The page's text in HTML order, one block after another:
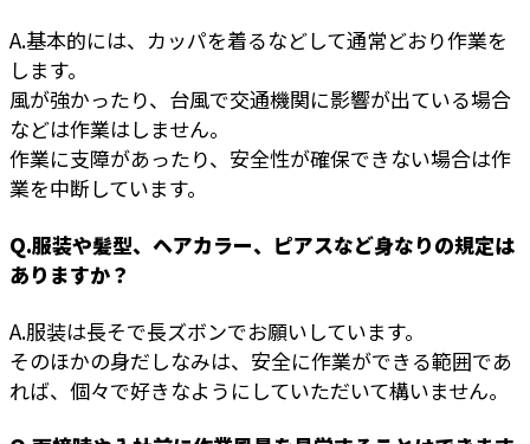
A.基本的には、カッパを着るなどして通常どおり作業を
します。
風が強かったり、台風で交通機関に影響が出ている場合
などは作業はしません。
作業に支障があったり、安全性が確保できない場合は作
業を中断しています。
Q.服装や髪型、ヘアカラー、ピアスなど身なりの規定は
ありますか？
A.服装は長そで長ズボンでお願いしています。
そのほかの身だしなみは、安全に作業ができる範囲であ
れば、個々で好きなようにしていただいて構いません。